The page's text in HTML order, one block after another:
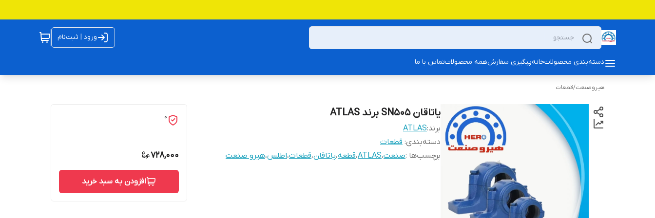
ورود | ثبت‌نام
دسته‌بندی محصولاتخانهپیگیری سفارشهمه محصولاتتماس با ما
هیروصنعت/قطعات
یاتاقان SN505 برند ATLAS
برند:ATLAS
دسته‌بندی: قطعات
برچسب‌ها :صنعت،ATLAS،قطعه،یاتاقان،قطعات،اطلس،هیرو صنعت
0
728,000
افزودن به سبد خرید